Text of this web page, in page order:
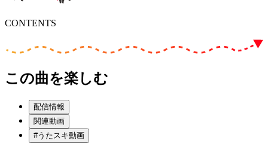
CONTENTS
この曲を楽しむ
配信情報
関連動画
#うたスキ動画